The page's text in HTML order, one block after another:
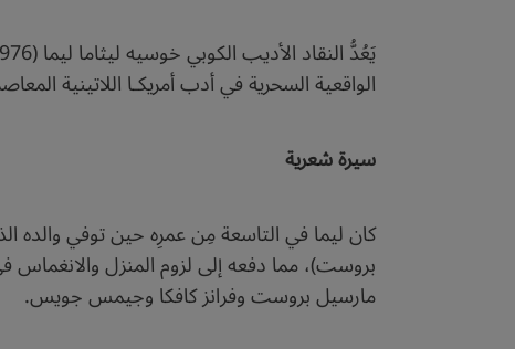
الواقعية السحرية في أدب أمريكـا اللاتينية
سيرة شعرية
كان ليما في التاسعة مِن عمرِه حين توفي
بروست)، مما دفعه إلى لزوم المنزل والانغماس
مارسيل بروست وفرانز كافكا وجيمس جويس.